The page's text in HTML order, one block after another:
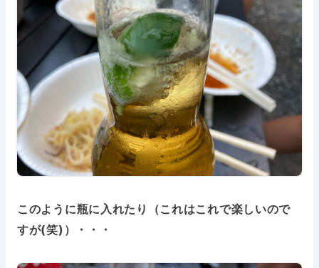
このように瓶に入れたり（これはこれで楽しいので
すが(笑)）・・・